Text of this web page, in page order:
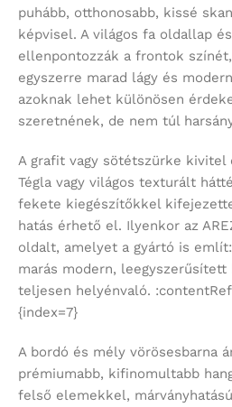
puhább, otthonosabb, kissé
képvisel. A világos fa oldallap
ellenpontozzák a frontok
egyszerre marad lágy és
azoknak lehet különösen
szeretnének, de nem túl
A grafit vagy sötétszürke kivitel
Tégla vagy világos texturált
fekete kiegészítőkkel
hatás érhető el. Ilyenkor az
oldalt, amelyet a gyártó is
marás modern,
teljesen helyénvaló.
{index=7}
A bordó és mély vörösesbarna
prémiumabb, kifinomultabb
felső elemekkel,